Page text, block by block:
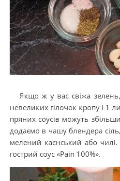
Якщо ж у вас свіжа
невеликих гілочок кропу і 1
пряних соусів можуть
додаємо в чашу блендера
мелений каєнський або
гострий соус «Pain 100%».